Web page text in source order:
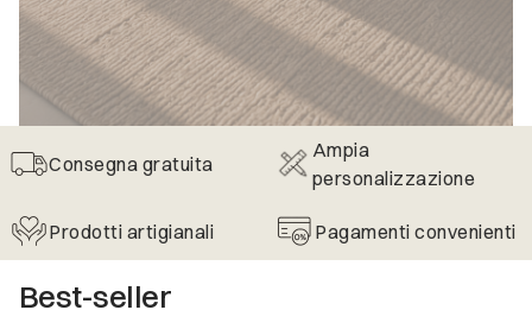
Consegna gratuita
Ampia
personalizzazione
Prodotti artigianali Pagamenti convenienti
Best-seller